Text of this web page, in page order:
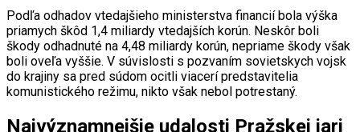
Podľa odhadov vtedajšieho ministerstva financií bola výška
priamych škôd 1,4 miliardy vtedajších korún. Neskôr boli
škody odhadnuté na 4,48 miliardy korún, nepriame škody však
boli oveľa vyššie. V súvislosti s pozvaním sovietskych vojsk
do krajiny sa pred súdom ocitli viacerí predstavitelia
komunistického režimu, nikto však nebol potrestaný.
Najvýznamnejšie udalosti Pražskej jari